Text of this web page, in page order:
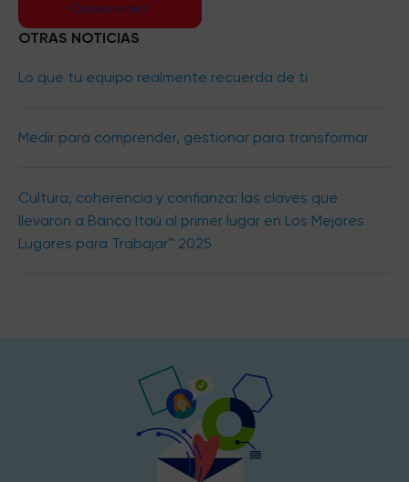
Conversemos
OTRAS NOTICIAS
Lo que tu equipo realmente recuerda de ti
Medir para comprender, gestionar para transformar
Cultura, coherencia y confianza: las claves que
llevaron a Banco Itaú al primer lugar en Los Mejores
Lugares para Trabajar™ 2025